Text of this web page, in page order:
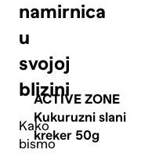
namirnica
u
svojoj
blizini
Kako
bismo
ACTIVE ZONE
Kukuruzni slani
kreker 50g